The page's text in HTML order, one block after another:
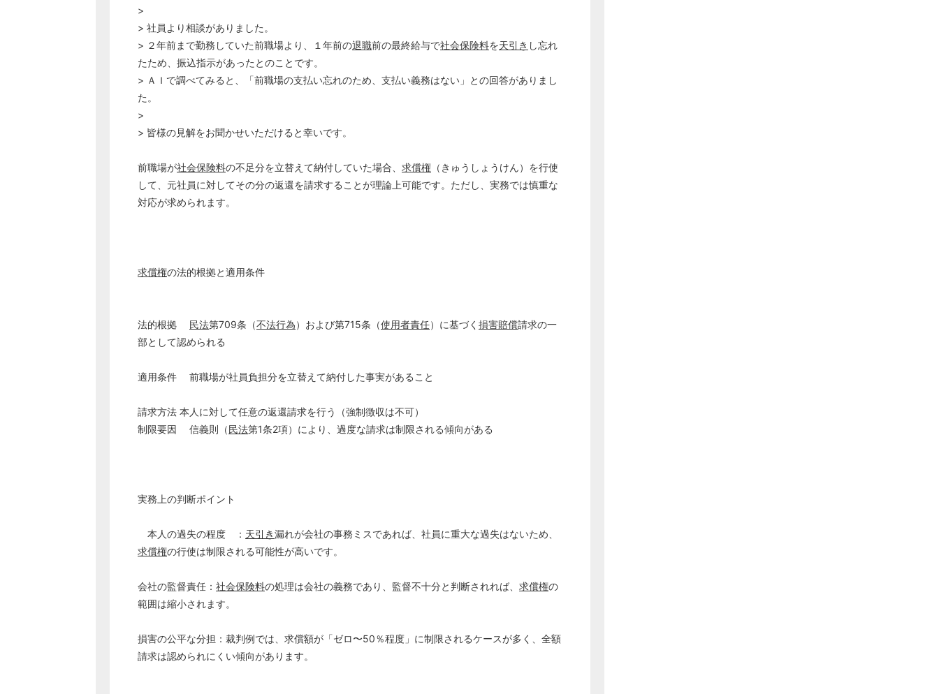
>
> 社員より相談がありました。
> ２年前まで勤務していた前職場より、１年前の退職前の最終給与で社会保険料を天引き し忘れ
たため、振込指示があったとのことです。
> ＡＩで調べてみると、「前職場の支払い忘れのため、支払い義務はない」との回答がありまし
た。
>
> 皆様の見解をお聞かせいただけると幸いです。
前職場が社会保険料の不足分を立替えて納付していた場合、 求償権 （きゅうしょうけん）を行使
して、元社員に対してその分の返還を請求することが理論上可能です。ただし、実務では慎重な
対応が求められます。
求償権の法的根拠と適用条件
法的根拠 民法第709条（不法行為）および第715条（使用者責任）に基づく 損害賠償請求の一
部として認められる
適用条件 前職場が社員負担分を立替えて納付した事実があること
請求方法 本人に対して任意の返還請求を行う（強制徴収は不可）
制限要因 信義則（民法第1条2項）により、過度な請求は制限される傾向がある
実務上の判断ポイント
本人の過失の程度 ： 天引き漏れが会社の事務ミスであれば、社員に重大な過失はないため、
求償権の行使は制限される可能性が高いです。
会社の監督責任： 社会保険料の処理は会社の義務であり、監督不十分と判断されれば、 求償権の
範囲は縮小されます。
損害の公平な分担：裁判例では、求償額が「ゼロ〜50％程度」に制限されるケースが多く、全額
請求は認められにくい傾向があります。